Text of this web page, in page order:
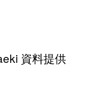
資料提供